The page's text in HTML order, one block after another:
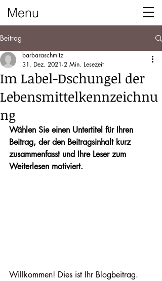
Menu
Beitrag
Im Label-Dschungel der
Lebensmittelkennzeichnu
ng
barbaraschmitz
31. Dez. 2021 2 Min. Lesezeit
Wählen Sie einen Untertitel für Ihren
Beitrag, der den Beitragsinhalt kurz
zusammenfasst und Ihre Leser zum
Weiterlesen motiviert.
Willkommen! Dies ist Ihr Blogbeitrag.